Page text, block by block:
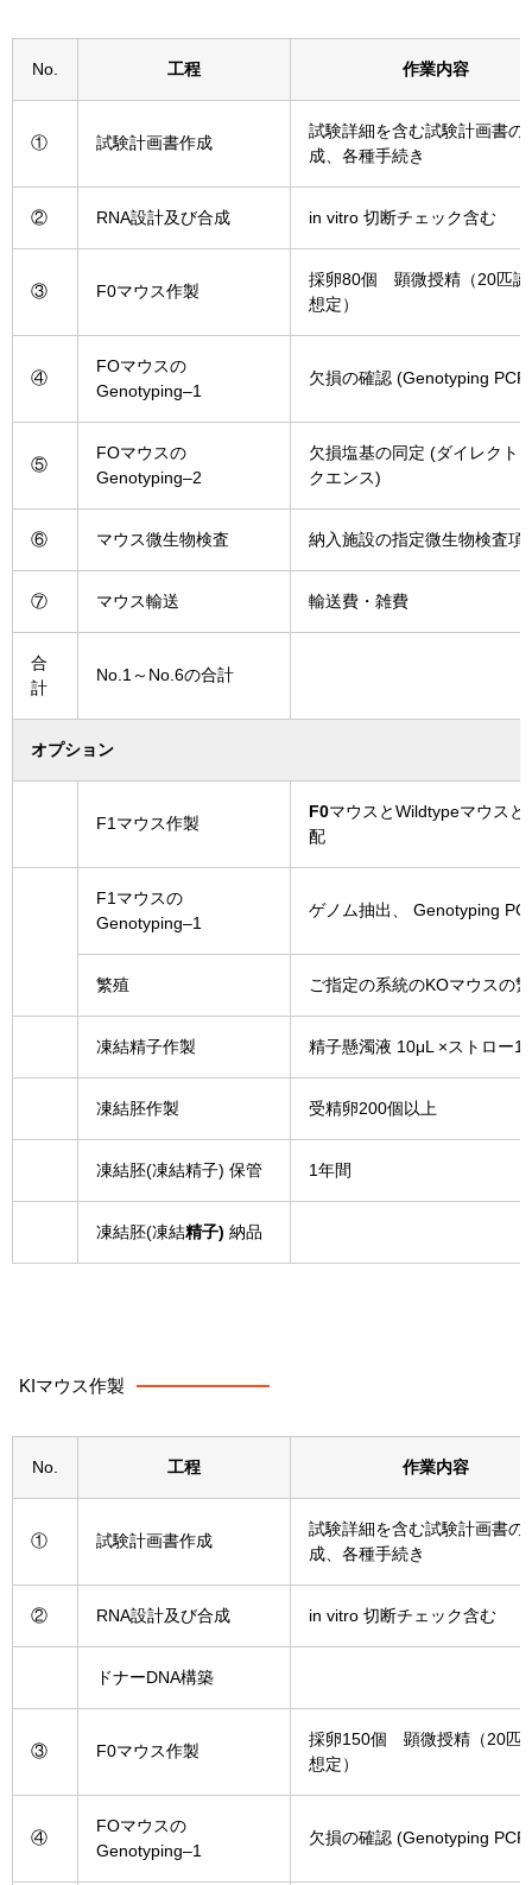
No. 工程 作業内容
① 試験計画書作成
試験詳細を含む試験計画書の
成、 各種手続き
② RNA設計及び合成 in vitro 切断チェック含む
③ F0マウス作製
採卵80個 顕微授精（20匹誕
想定）
④
FOマウスの
Genotyping–1
欠損の確認 (Genotyping PCR
⑤
FOマウスの
Genotyping–2
欠損塩基の同定 (ダイレクト
クエンス)
⑥ マウス微生物検査 納入施設の指定微生物検査項
⑦ マウス輸送 輸送費 ・ 雑費
合
計
No.1～No.6の合計
オプション
F1マウス作製
F0マウス とWildtypeマウス と
配
F1マウスの
Genotyping–1
ゲノム抽出、 Genotyping
繁殖 ご指定の系統のKOマウスの
凍結精子作製 精子懸濁液 10μL ×ストロー10
凍結胚作製 受精卵200個以上
凍結胚(凍結精子) 保管 1年間
凍結胚(凍結精子) 納品
KIマウス作製
No. 工程 作業内容
① 試験計画書作成
試験詳細を含む試験計画書の
成、 各種手続き
② RNA設計及び合成 in vitro 切断チェック含む
ドナーDNA構築
③ F0マウス作製
採卵150個 顕微授精（20匹
想定）
④
FOマウスの
Genotyping–1
欠損の確認 (Genotyping PCR